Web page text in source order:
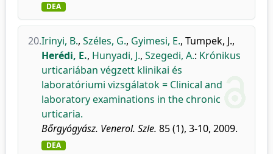
DEA
20.Irinyi, B., Széles, G., Gyimesi, E., Tumpek, J.,
Herédi, E., Hunyadi, J., Szegedi, A.: Krónikus
urticariában végzett klinikai és
laboratóriumi vizsgálatok = Clinical and
laboratory examinations in the chronic
urticaria.
Bőrgyógyász. Venerol. Szle. 85 (1), 3-10, 2009.
DEA